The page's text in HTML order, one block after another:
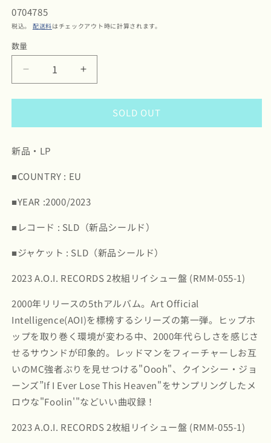
SKU:
0704785
税込。 配送料はチェックアウト時に計算されます。
数
数量
La
Soul
デ・
ソ
ウ
ル
/
Official
Mosaic
Thump
-2LP
055-
の
数
量
を
減
ら
De
La
Soul
デ・
/
Official
Intelligence:
Mosaic
Thump
-2LP
(RMM-
055-
の
数
量
を
増
や
SOLD OUT
新品・LP
■COUNTRY : EU
■YEAR :2000/2023
■レコード : SLD（新品シールド）
■ジャケット : SLD（新品シールド）
2023 A.O.I. RECORDS 2枚組リイシュー盤 (RMM-055-1)
2000年リリースの5thアルバム。Art Official
Intelligence(AOI)を標榜するシリーズの第一弾。ヒップホ
ップを取り巻く環境が変わる中、2000年代らしさを感じさ
せるサウンドが印象的。レッドマンをフィーチャーしお互
いのMC強者ぶりを見せつける"Oooh"、クインシー・ジョ
ーンズ”If I Ever Lose This Heaven"をサンプリングしたメ
ロウな"Foolin'"などいい曲収録！
2023 A.O.I. RECORDS 2枚組リイシュー盤 (RMM-055-1)